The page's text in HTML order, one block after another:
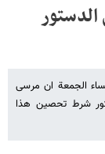
الجمعة ان مرسی
شرط تحصین هذا